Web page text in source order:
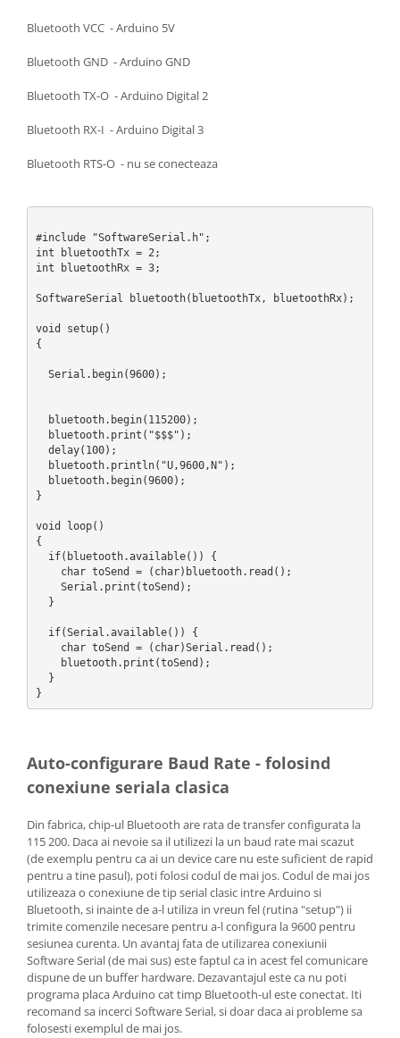
Bluetooth VCC - Arduino 5V
Bluetooth GND - Arduino GND
Bluetooth TX-O - Arduino Digital 2
Bluetooth RX-I - Arduino Digital 3
Bluetooth RTS-O - nu se conecteaza
#include "SoftwareSerial.h";
int bluetoothTx = 2;
int bluetoothRx = 3;
SoftwareSerial bluetooth(bluetoothTx, bluetoothRx);
void setup()
{
  Serial.begin(9600);
  bluetooth.begin(115200);
  bluetooth.print("$$$");
  delay(100);
  bluetooth.println("U,9600,N");
  bluetooth.begin(9600);
}
void loop()
{
  if(bluetooth.available()) {
    char toSend = (char)bluetooth.read();
    Serial.print(toSend);
  }
  if(Serial.available()) {
    char toSend = (char)Serial.read();
    bluetooth.print(toSend);
  }
Auto-configurare Baud Rate - folosind
conexiune seriala clasica
Din fabrica, chip-ul Bluetooth are rata de transfer configurata la
115 200. Daca ai nevoie sa il utilizezi la un baud rate mai scazut
(de exemplu pentru ca ai un device care nu este suficient de rapid
pentru a tine pasul), poti folosi codul de mai jos. Codul de mai jos
utilizeaza o conexiune de tip serial clasic intre Arduino si
Bluetooth, si inainte de a-l utiliza in vreun fel (rutina "setup") ii
trimite comenzile necesare pentru a-l configura la 9600 pentru
sesiunea curenta. Un avantaj fata de utilizarea conexiunii
Software Serial (de mai sus) este faptul ca in acest fel comunicare
dispune de un buffer hardware. Dezavantajul este ca nu poti
programa placa Arduino cat timp Bluetooth-ul este conectat. Iti
recomand sa incerci Software Serial, si doar daca ai probleme sa
folosesti exemplul de mai jos.